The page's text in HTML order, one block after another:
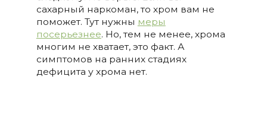
сахарный наркоман, то хром вам не
поможет. Тут нужны меры
посерьезнее. Но, тем не менее, хрома
многим не хватает, это факт. А
симптомов на ранних стадиях
дефицита у хрома нет.